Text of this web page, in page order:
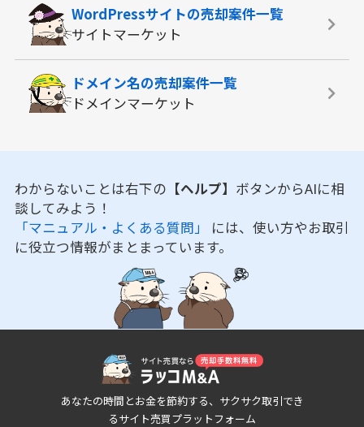
WordPressサイトの売却案件一覧
サイトマーケット
ドメイン名の売却案件一覧
ドメインマーケット
わからないことは右下の 【ヘルプ】 ボタンからAIに相
談してみよう！
「マニュアル・よくある質問」 には、使い方やお取引
に役立つ情報がまとまっています。
あなたの時間とお金を節約する、サクサク取引でき
るサイト売買プラットフォーム